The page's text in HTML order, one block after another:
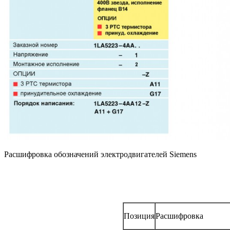
Расшифровка обозначений электродвигателей Siemens
ПозицияРасшифровка